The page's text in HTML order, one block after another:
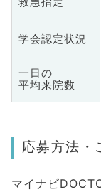
学会認定状況
一日の
平均来院数
応募方法・
マイナビ